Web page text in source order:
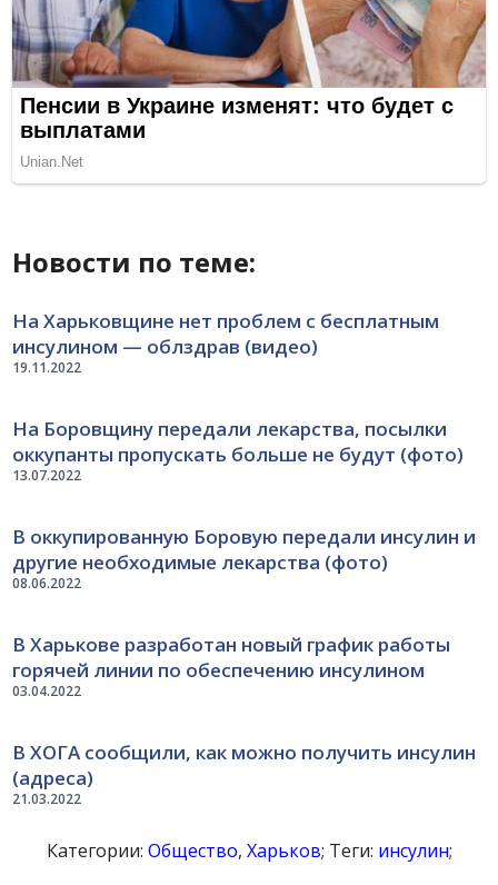
Новости по теме:
19.11.2022
На Харьковщине нет проблем с бесплатным
инсулином — облздрав (видео)
13.07.2022
На Боровщину передали лекарства, посылки
оккупанты пропускать больше не будут (фото)
08.06.2022
В оккупированную Боровую передали инсулин и
другие необходимые лекарства (фото)
03.04.2022
В Харькове разработан новый график работы
горячей линии по обеспечению инсулином
21.03.2022
В ХОГА сообщили, как можно получить инсулин
(адреса)
Категории: Общество, Харьков; Теги: инсулин;